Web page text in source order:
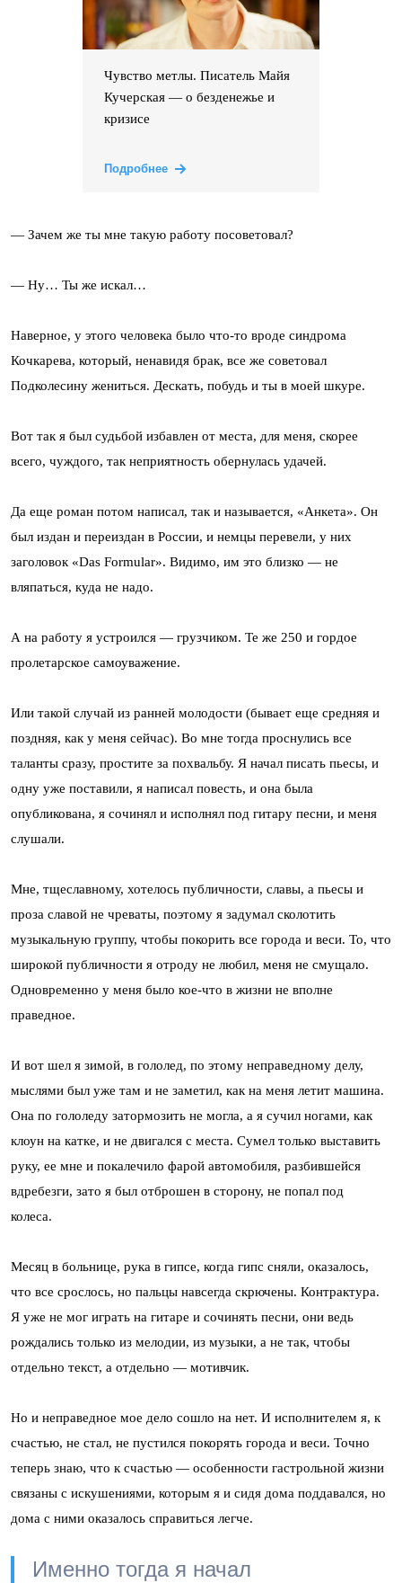
Чувство метлы. Писатель Майя
Кучерская — о безденежье и
кризисе
Подробнее
— Зачем же ты мне такую работу посоветовал?
— Ну… Ты же искал…
Наверное, у этого человека было что-то вроде синдрома
Кочкарева, который, ненавидя брак, все же советовал
Подколесину жениться. Дескать, побудь и ты в моей шкуре.
Вот так я был судьбой избавлен от места, для меня, скорее
всего, чуждого, так неприятность обернулась удачей.
Да еще роман потом написал, так и называется, «Анкета». Он
был издан и переиздан в России, и немцы перевели, у них
заголовок «Das Formular». Видимо, им это близко — не
вляпаться, куда не надо.
А на работу я устроился — грузчиком. Те же 250 и гордое
пролетарское самоуважение.
Или такой случай из ранней молодости (бывает еще средняя и
поздняя, как у меня сейчас). Во мне тогда проснулись все
таланты сразу, простите за похвальбу. Я начал писать пьесы, и
одну уже поставили, я написал повесть, и она была
опубликована, я сочинял и исполнял под гитару песни, и меня
слушали.
Мне, тщеславному, хотелось публичности, славы, а пьесы и
проза славой не чреваты, поэтому я задумал сколотить
музыкальную группу, чтобы покорить все города и веси. То, что
широкой публичности я отроду не любил, меня не смущало.
Одновременно у меня было кое-что в жизни не вполне
праведное.
И вот шел я зимой, в гололед, по этому неправедному делу,
мыслями был уже там и не заметил, как на меня летит машина.
Она по гололеду затормозить не могла, а я сучил ногами, как
клоун на катке, и не двигался с места. Сумел только выставить
руку, ее мне и покалечило фарой автомобиля, разбившейся
вдребезги, зато я был отброшен в сторону, не попал под
колеса.
Месяц в больнице, рука в гипсе, когда гипс сняли, оказалось,
что все срослось, но пальцы навсегда скрючены. Контрактура.
Я уже не мог играть на гитаре и сочинять песни, они ведь
рождались только из мелодии, из музыки, а не так, чтобы
отдельно текст, а отдельно — мотивчик.
Но и неправедное мое дело сошло на нет. И исполнителем я, к
счастью, не стал, не пустился покорять города и веси. Точно
теперь знаю, что к счастью — особенности гастрольной жизни
связаны с искушениями, которым я и сидя дома поддавался, но
дома с ними оказалось справиться легче.
Именно тогда я начал